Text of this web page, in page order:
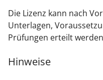
Die Lizenz kann nach
Unterlagen,
Prüfungen erteilt
Hinweise